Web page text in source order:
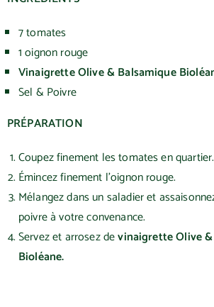
7 tomates
1 oignon rouge
Vinaigrette Olive & Balsamique
Sel & Poivre
PRÉPARATION
Coupez finement les tomates en quartier.
Émincez finement l’oignon rouge.
Mélangez dans un saladier et
poivre à votre convenance.
Servez et arrosez devinaigrette Olive
Bioléane.